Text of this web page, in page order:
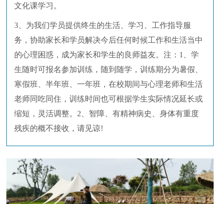
文化课学习。
3、为我们学员提供终生的生活、学习、工作指导服
务，协助家长和学员解决今后任何时候工作和生活当中
的心理困惑，成为家长和学生的良师益友。注：1、学
生随时可报名参加训练，随到随学，训练期分为暑假、
寒假班、半年班、一年班，在校期间与心理老师和生活
老师同吃同住，训练时间也可根据学生实际情况延长或
缩短，灵活调整。2、智障、有精神病史、身体有重度
残疾的概不接收，请见谅!